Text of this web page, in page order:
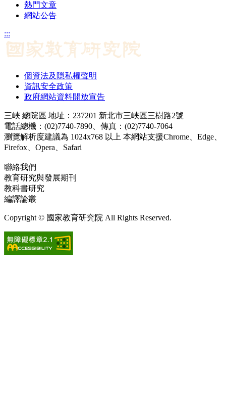
熱門文章
網站公告
:::
個資法及隱私權聲明
資訊安全政策
政府網站資料開放宣告
三峽 總院區 地址：237201 新北市三峽區三樹路2號
電話總機：(02)7740-7890、傳真：(02)7740-7064
瀏覽解析度建議為 1024x768 以上 本網站支援Chrome、Edge、
Firefox、Opera、Safari
聯絡我們
教育研究與發展期刊
教科書研究
編譯論叢
Copyright © 國家教育研究院 All Rights Reserved.